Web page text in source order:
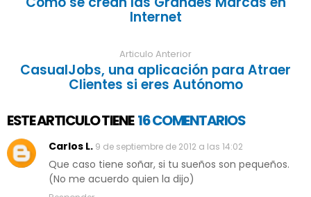
Internet
Articulo Anterior
CasualJobs, una aplicación para Atraer
Clientes si eres Autónomo
ESTE ARTICULO TIENE 16 COMENTARIOS
Carlos L. 9 de septiembre de 2012 a las 14:02
Que caso tiene soñar, si tu sueños son pequeños.
(No me acuerdo quien la dijo)